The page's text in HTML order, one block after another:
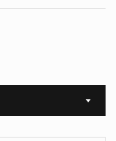
Sort